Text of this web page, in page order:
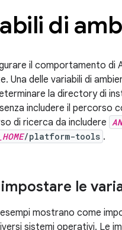
di
il comportamento di
Una delle variabili di
la directory di
includere il percorso
di ricerca da includere
/platform-tools .
le
mostrano come
sistemi operativi. Le